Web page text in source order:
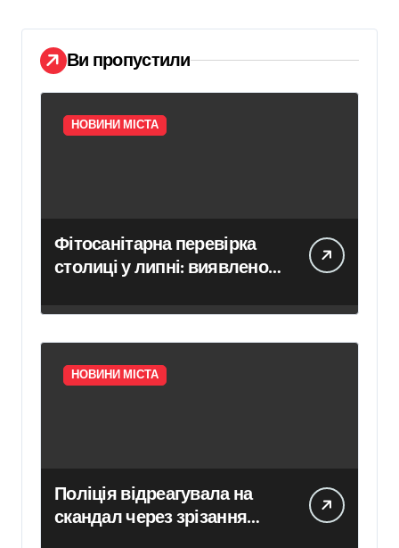
Ви пропустили
НОВИНИ МІСТА
Фітосанітарна перевірка
столиці у липні: виявлено
623 тис. рослин
НОВИНИ МІСТА
Поліція відреагувала на
скандал через зрізання